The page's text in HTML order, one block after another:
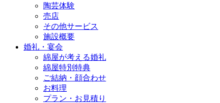
陶芸体験
売店
その他サービス
施設概要
婚礼・宴会
綿屋が考える婚礼
綿屋特別特典
ご結納・顔合わせ
お料理
プラン・お見積り